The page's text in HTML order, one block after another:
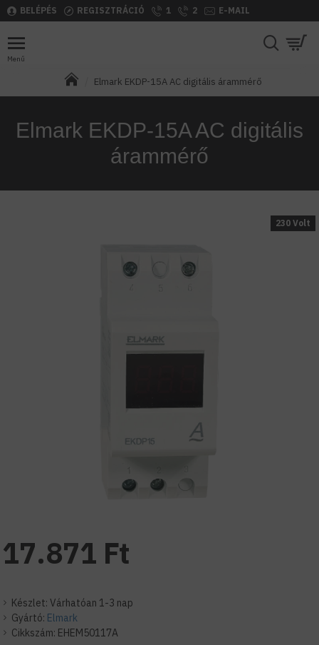
BELÉPÉS REGISZTRÁCIÓ 1 2 E-MAIL
Elmark EKDP-15A AC digitális árammérő
Elmark EKDP-15A AC digitális
árammérő
230 Volt
Készlet: Várhatóan 1-3 nap
Gyártó: Elmark
Cikkszám: EHEM50117A
17.871 Ft